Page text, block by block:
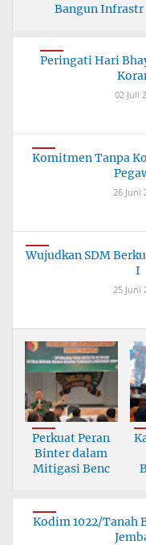
Bangun Infrastr
Peringati Hari
02 Juli
Komitmen Tanpa
26 Juni
Wujudkan SDM
I
25 Juni
Perkuat Peran
Binter dalam
Mitigasi Benc
Kodim 1022/Tanah